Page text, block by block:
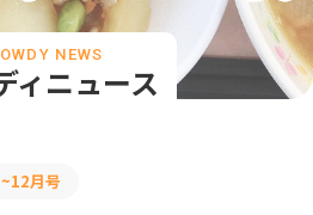
ィニュース
NEWS
月号